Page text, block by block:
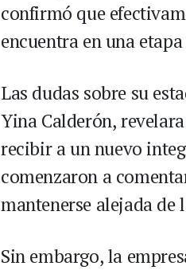
confirmó que
encuentra en una
Las dudas sobre su
Yina Calderón,
recibir a un nuevo
comenzaron a
mantenerse alejada de
Sin embargo, la